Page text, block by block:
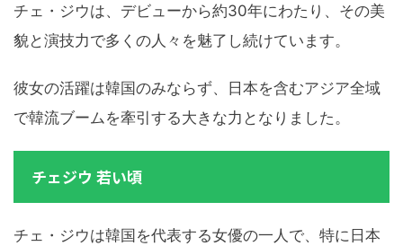
チェ・ジウは、デビューから約30年にわたり、その美
貌と演技力で多くの人々を魅了し続けています。
彼女の活躍は韓国のみならず、日本を含むアジア全域
で韓流ブームを牽引する大きな力となりました。
チェジウ 若い頃
チェ・ジウは韓国を代表する女優の一人で、特に日本